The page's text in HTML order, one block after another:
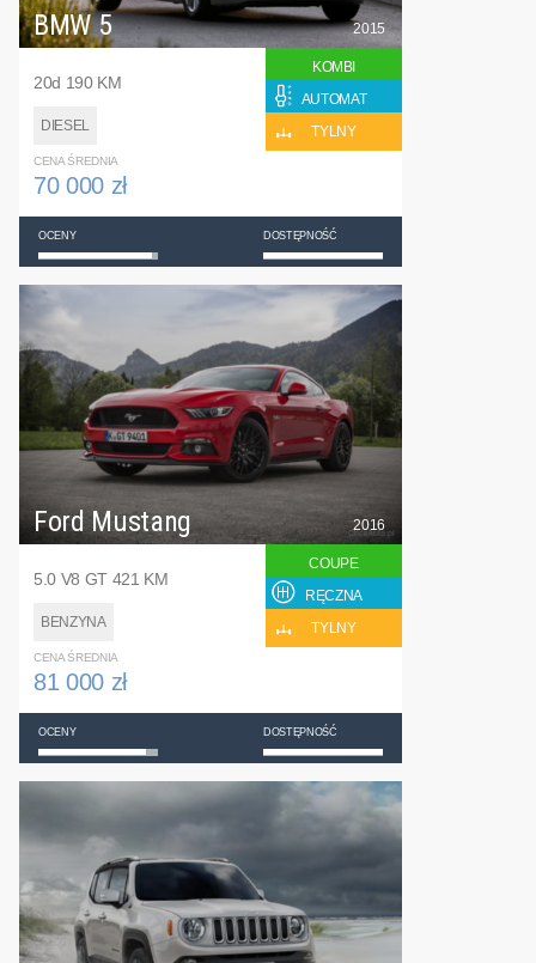
BMW 5
20d 190 KM
DIESEL
2015
KOMBI
AUTOMAT
TYLNY
CENA ŚREDNIA
70 000 zł
OCENY DOSTĘPNOŚĆ
Ford Mustang
5.0 V8 GT 421 KM
BENZYNA
2016
COUPE
RĘCZNA
TYLNY
CENA ŚREDNIA
81 000 zł
OCENY DOSTĘPNOŚĆ